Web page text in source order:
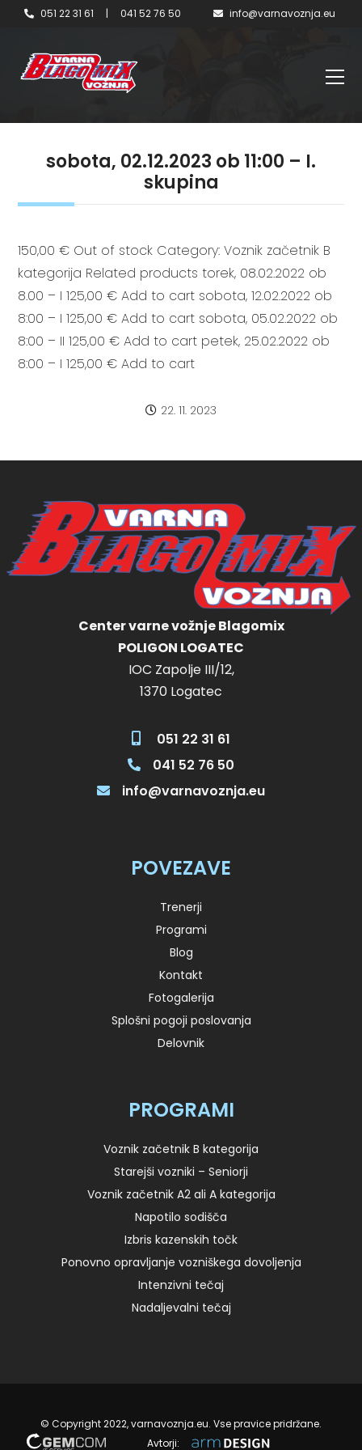
051 22 31 61 | 041 52 76 50 info@varnavoznja.eu
sobota, 02.12.2023 ob 11:00 – I.
skupina
150,00 € Out of stock Category: Voznik začetnik B
kategorija Related products torek, 08.02.2022 ob
8.00 – I 125,00 € Add to cart sobota, 12.02.2022 ob
8:00 – I 125,00 € Add to cart sobota, 05.02.2022 ob
8:00 – II 125,00 € Add to cart petek, 25.02.2022 ob
8:00 – I 125,00 € Add to cart
22. 11. 2023
Center varne vožnje Blagomix
POLIGON LOGATEC
IOC Zapolje III/12,
1370 Logatec
051 22 31 61
041 52 76 50
info@varnavoznja.eu
POVEZAVE
Trenerji
Programi
Blog
Kontakt
Fotogalerija
Splošni pogoji poslovanja
Delovnik
PROGRAMI
Voznik začetnik B kategorija
Starejši vozniki – Seniorji
Voznik začetnik A2 ali A kategorija
Napotilo sodišča
Izbris kazenskih točk
Ponovno opravljanje vozniškega dovoljenja
Intenzivni tečaj
Nadaljevalni tečaj
© Copyright 2022, varnavoznja.eu. Vse pravice pridržane.
Avtorji: